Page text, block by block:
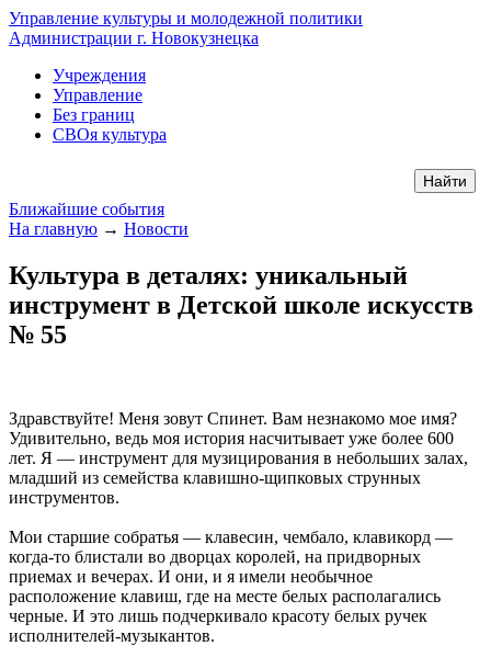
Управление культуры и молодежной политики
Администрации г. Новокузнецка
Учреждения
Управление
Без границ
СВОя культура
Ближайшие события
На главную → Новости
Культура в деталях: уникальный
инструмент в Детской школе искусств
№ 55
Здравствуйте! Меня зовут Спинет. Вам незнакомо мое имя?
Удивительно, ведь моя история насчитывает уже более 600
лет. Я — инструмент для музицирования в небольших залах,
младший из семейства клавишно-щипковых струнных
инструментов.
Мои старшие собратья — клавесин, чембало, клавикорд —
когда-то блистали во дворцах королей, на придворных
приемах и вечерах. И они, и я имели необычное
расположение клавиш, где на месте белых располагались
черные. И это лишь подчеркивало красоту белых ручек
исполнителей-музыкантов.